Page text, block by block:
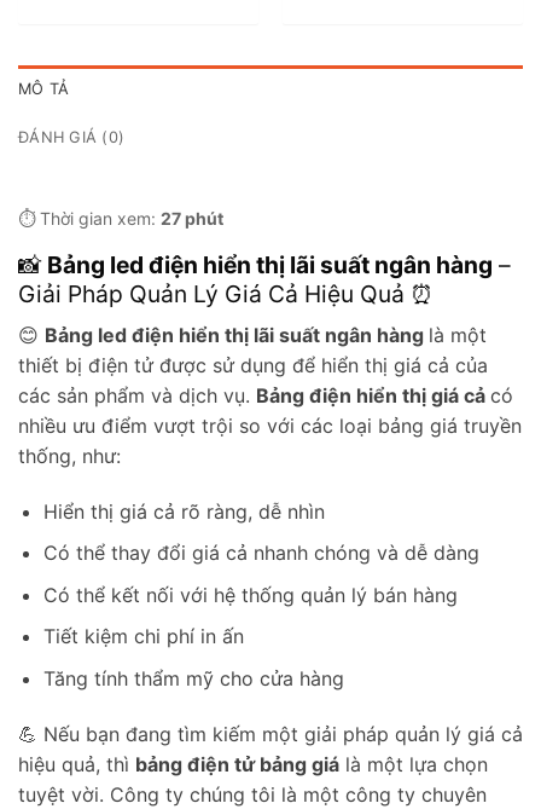
MÔ TẢ
ĐÁNH GIÁ (0)
⏱️ Thời gian xem: 27 phút
📸 Bảng led điện hiển thị lãi suất ngân hàng –
Giải Pháp Quản Lý Giá Cả Hiệu Quả ⏰
😊 Bảng led điện hiển thị lãi suất ngân hàng là một
thiết bị điện tử được sử dụng để hiển thị giá cả của
các sản phẩm và dịch vụ. Bảng điện hiển thị giá cả có
nhiều ưu điểm vượt trội so với các loại bảng giá truyền
thống, như:
Hiển thị giá cả rõ ràng, dễ nhìn
Có thể thay đổi giá cả nhanh chóng và dễ dàng
Có thể kết nối với hệ thống quản lý bán hàng
Tiết kiệm chi phí in ấn
Tăng tính thẩm mỹ cho cửa hàng
💪 Nếu bạn đang tìm kiếm một giải pháp quản lý giá cả
hiệu quả, thì bảng điện tử bảng giá là một lựa chọn
tuyệt vời. Công ty chúng tôi là một công ty chuyên